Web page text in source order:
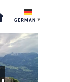
GERMAN ▼